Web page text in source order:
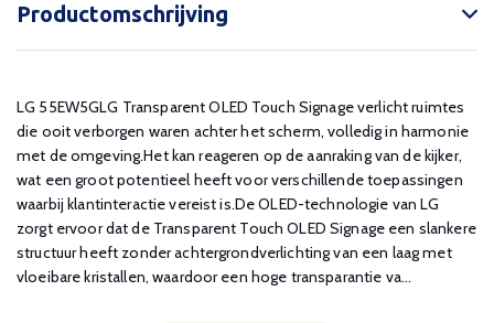
Productomschrijving
LG 55EW5GLG Transparent OLED Touch Signage verlicht ruimtes
die ooit verborgen waren achter het scherm, volledig in harmonie
met de omgeving.Het kan reageren op de aanraking van de kijker,
wat een groot potentieel heeft voor verschillende toepassingen
waarbij klantinteractie vereist is.De OLED-technologie van LG
zorgt ervoor dat de Transparent Touch OLED Signage een slankere
structuur heeft zonder achtergrondverlichting van een laag met
vloeibare kristallen, waardoor een hoge transparantie va...